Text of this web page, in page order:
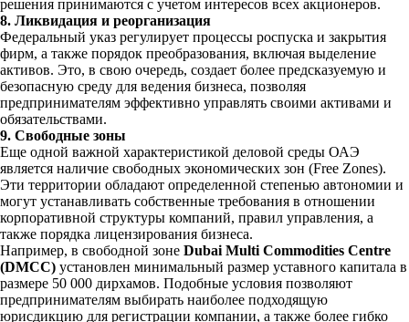
решения принимаются с учетом интересов всех акционеров.
8. Ликвидация и реорганизация
Федеральный указ регулирует процессы роспуска и закрытия
фирм, а также порядок преобразования, включая выделение
активов. Это, в свою очередь, создает более предсказуемую и
безопасную среду для ведения бизнеса, позволяя
предпринимателям эффективно управлять своими активами и
обязательствами.
9. Свободные зоны
Еще одной важной характеристикой деловой среды ОАЭ
является наличие свободных экономических зон (Free Zones).
Эти территории обладают определенной степенью автономии и
могут устанавливать собственные требования в отношении
корпоративной структуры компаний, правил управления, а
также порядка лицензирования бизнеса.
Например, в свободной зоне Dubai Multi Commodities Centre
(DMCC) установлен минимальный размер уставного капитала в
размере 50 000 дирхамов. Подобные условия позволяют
предпринимателям выбирать наиболее подходящую
юрисдикцию для регистрации компании, а также более гибко